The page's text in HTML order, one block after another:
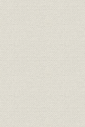
第4節 新規事
第3章 新経営理
第1節 バブル
第2節 環境・
第3節 「第2の
第4章 グローバ